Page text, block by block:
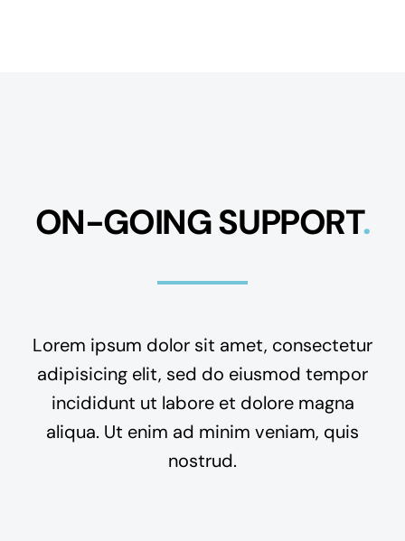
ON-GOING SUPPORT.
Lorem ipsum dolor sit amet, consectetur
adipisicing elit, sed do eiusmod tempor
incididunt ut labore et dolore magna
aliqua. Ut enim ad minim veniam, quis
nostrud.